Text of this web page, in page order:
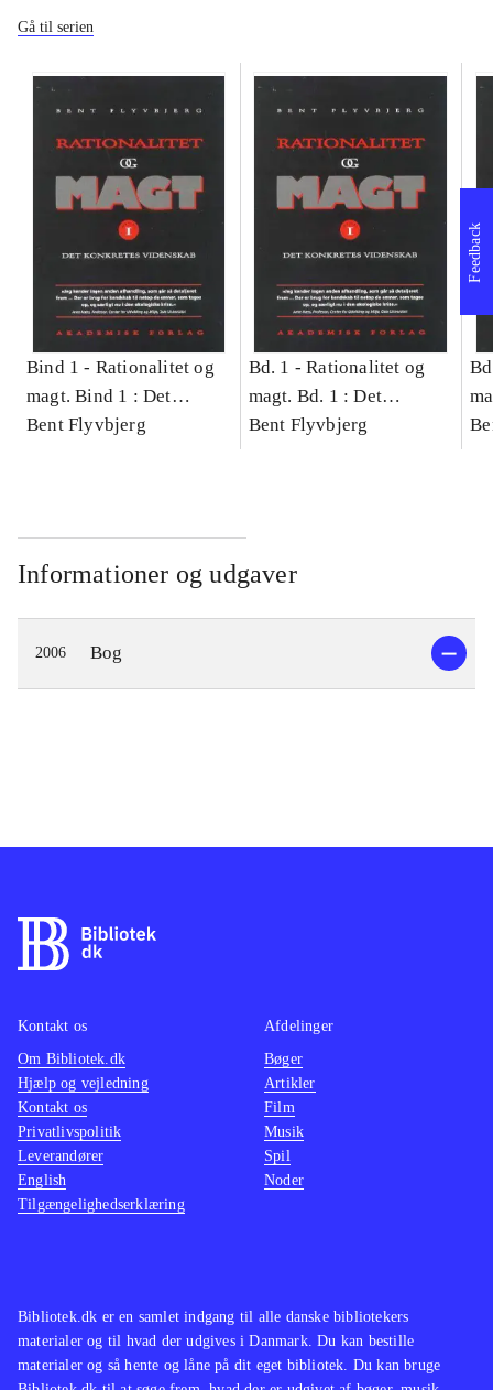
Gå til serien
Bind 1 - Rationalitet og
magt. Bind 1 : Det
konkretes videnskab
Bent Flyvbjerg
Bd. 1 -Rationalitet og
magt. Bd. 1 : Det
konkretes videnskab
Bent Flyvbjerg
Informationer og udgaver
2006 Bog
Feedback
Bibliotek.dk er en samlet indgang til alle danske bibliotekers
materialer og til hvad der udgives i Danmark. Du kan bestille
materialer og så hente og låne på dit eget bibliotek. Du kan bruge
Kontakt os
Om Bibliotek.dk
Hjælp og vejledning
Kontakt os
Privatlivspolitik
Leverandører
English
Tilgængelighedserklæring
Afdelinger
Bøger
Artikler
Film
Musik
Spil
Noder